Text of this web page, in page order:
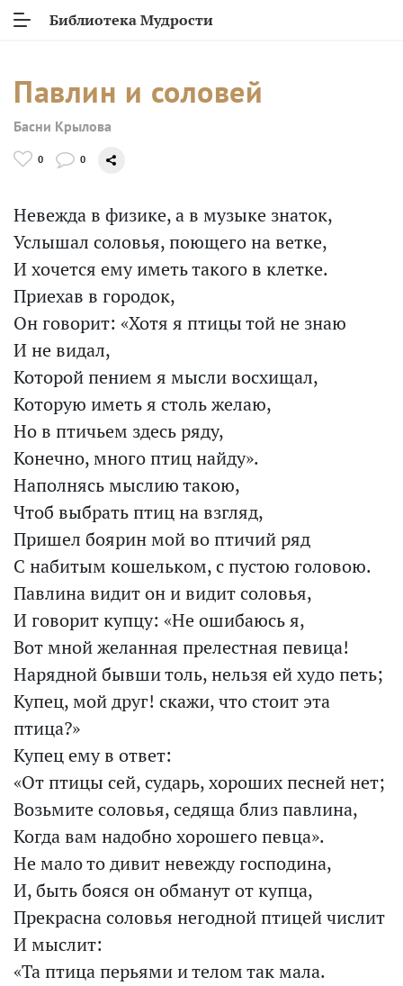
Библиотека Мудрости
Павлин и соловей
Басни Крылова
0 0
Невежда в физике, а в музыке знаток,
Услышал соловья, поющего на ветке,
И хочется ему иметь такого в клетке.
Приехав в городок,
Он говорит: «Хотя я птицы той не знаю
И не видал,
Которой пением я мысли восхищал,
Которую иметь я столь желаю,
Но в птичьем здесь ряду,
Конечно, много птиц найду».
Наполнясь мыслию такою,
Чтоб выбрать птиц на взгляд,
Пришел боярин мой во птичий ряд
С набитым кошельком, с пустою головою.
Павлина видит он и видит соловья,
И говорит купцу: «Не ошибаюсь я,
Вот мной желанная прелестная певица!
Нарядной бывши толь, нельзя ей худо петь;
Купец, мой друг! скажи, что стоит эта
птица?»
Купец ему в ответ:
«От птицы сей, сударь, хороших песней нет;
Возьмите соловья, седяща близ павлина,
Когда вам надобно хорошего певца».
Не мало то дивит невежду господина,
И, быть бояся он обманут от купца,
Прекрасна соловья негодной птицей числит
И мыслит:
«Та птица перьями и телом так мала.